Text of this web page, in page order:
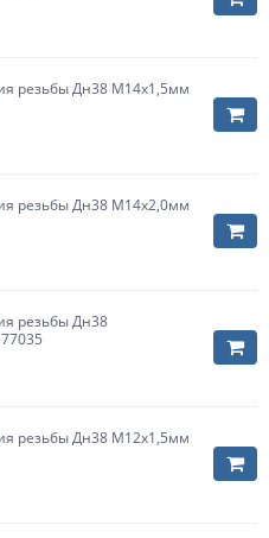
резьбы Дн38 М14х1,5мм
резьбы Дн38 М14х2,0мм
резьбы Дн38
резьбы Дн38 М12х1,5мм